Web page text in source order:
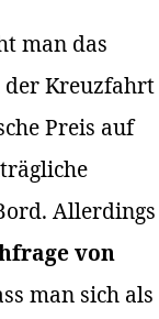
man das
der Kreuzfahrt
Preis auf
Allerdings
von
man sich als